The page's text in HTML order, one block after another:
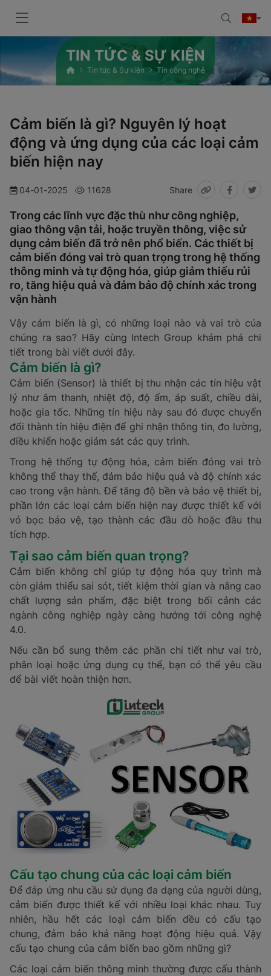
TIN TỨC & SỰ KIỆN
Tin tức & Sự kiện Tin công nghệ
Cảm biến là gì? Nguyên lý hoạt
động và ứng dụng của các loại cảm
biến hiện nay
04-01-2025 11628 Share
Trong các lĩnh vực đặc thù như công nghiệp,
giao thông vận tải, hoặc truyền thông, việc sử
dụng cảm biến đã trở nên phổ biến. Các thiết bị
cảm biến đóng vai trò quan trọng trong hệ thống
thông minh và tự động hóa, giúp giảm thiểu rủi
ro, tăng hiệu quả và đảm bảo độ chính xác trong
vận hành
Vậy cảm biến là gì, có những loại nào và vai trò của
chúng ra sao? Hãy cùng Intech Group khám phá chi
tiết trong bài viết dưới đây.
Cảm biến là gì?
Cảm biến (Sensor) là thiết bị thu nhận các tín hiệu vật
lý như âm thanh, nhiệt độ, độ ẩm, áp suất, chiều dài,
hoặc gia tốc. Những tín hiệu này sau đó được chuyển
đổi thành tín hiệu điện để ghi nhận thông tin, đo lường,
điều khiển hoặc giám sát các quy trình.
Trong hệ thống tự động hóa, cảm biến đóng vai trò
không thể thay thế, đảm bảo hiệu quả và độ chính xác
cao trong vận hành. Để tăng độ bền và bảo vệ thiết bị,
phần lớn các loại cảm biến hiện nay được thiết kế với
vỏ bọc bảo vệ, tạo thành các đầu dò hoặc đầu thu
tích hợp.
Tại sao cảm biến quan trọng?
Cảm biến không chỉ giúp tự động hóa quy trình mà
còn giảm thiểu sai sót, tiết kiệm thời gian và nâng cao
chất lượng sản phẩm, đặc biệt trong bối cảnh các
ngành công nghiệp ngày càng hướng tới công nghệ
4.0.
Nếu cần bổ sung thêm các phần chi tiết như vai trò,
phân loại hoặc ứng dụng cụ thể, bạn có thể yêu cầu
để bài viết hoàn thiện hơn.
Cấu tạo chung của các loại cảm biến
Để đáp ứng nhu cầu sử dụng đa dạng của người dùng,
cảm biến được thiết kế với nhiều loại khác nhau. Tuy
nhiên, hầu hết các loại cảm biến đều có cấu tạo
chung, đảm bảo khả năng hoạt động hiệu quả. Vậy
cấu tạo chung của cảm biến bao gồm những gì?
Các loại cảm biến thông minh thường được cấu thành